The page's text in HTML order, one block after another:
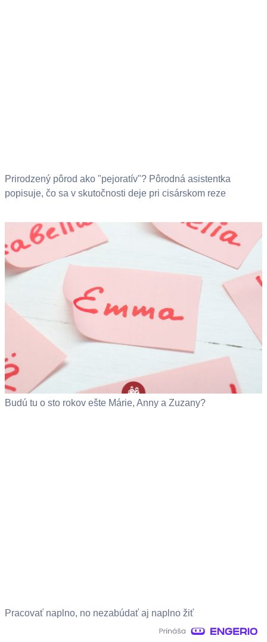
Prirodzený pôrod ako "pejoratív"? Pôrodná asistentka
popisuje, čo sa v skutočnosti deje pri cisárskom reze
Budú tu o sto rokov ešte Márie, Anny a Zuzany?
Pracovať naplno, no nezabúdať aj naplno žiť